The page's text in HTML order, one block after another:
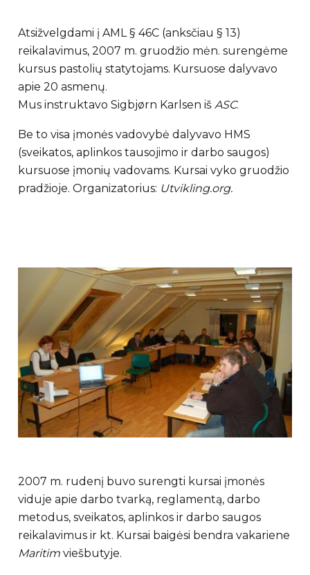
Atsižvelgdami į AML § 46C (anksčiau § 13)
reikalavimus, 2007 m. gruodžio mėn. surengėme
kursus pastolių statytojams. Kursuose dalyvavo
apie 20 asmenų.
Mus instruktavo Sigbjørn Karlsen iš ASC.
Be to visa įmonės vadovybė dalyvavo HMS
(sveikatos, aplinkos tausojimo ir darbo saugos)
kursuose įmonių vadovams. Kursai vyko gruodžio
pradžioje. Organizatorius: Utvikling.org.
2007 m. rudenį buvo surengti kursai įmonės
viduje apie darbo tvarką, reglamentą, darbo
metodus, sveikatos, aplinkos ir darbo saugos
reikalavimus ir kt. Kursai baigėsi bendra vakariene
Maritim viešbutyje.